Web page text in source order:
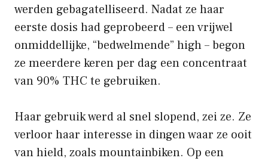
werden gebagatelliseerd. Nadat ze haar
eerste dosis had geprobeerd – een vrijwel
onmiddellijke, “bedwelmende” high – begon
ze meerdere keren per dag een concentraat
van 90% THC te gebruiken.
Haar gebruik werd al snel slopend, zei ze. Ze
verloor haar interesse in dingen waar ze ooit
van hield, zoals mountainbiken. Op een